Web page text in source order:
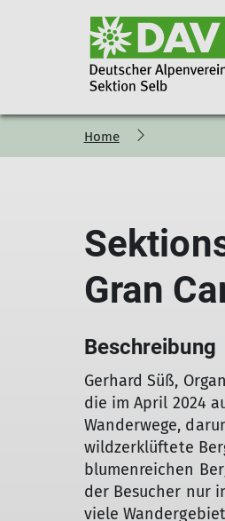
Kletterhalle
Gastgruppen
Home
Gran
Beschreibung
Gerhard Süß,
die im April 2024
Wanderwege,
wildzerklüftete
blumenreichen
der Besucher nur
viele